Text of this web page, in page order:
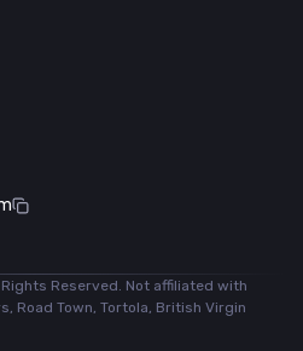
Reserved. Not affiliated with
Road Town, Tortola, British Virgin